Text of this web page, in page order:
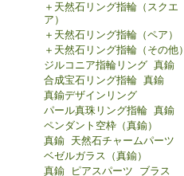
＋天然石リング指輪（スクエ
ア）
＋天然石リング指輪（ペア）
＋天然石リング指輪（その他）
ジルコニア指輪リング 真鍮
合成宝石リング指輪 真鍮
真鍮デザインリング
パール真珠リング指輪 真鍮
ペンダント空枠（真鍮）
真鍮 天然石チャームパーツ
ベゼルガラス（真鍮）
真鍮 ピアスパーツ ブラス